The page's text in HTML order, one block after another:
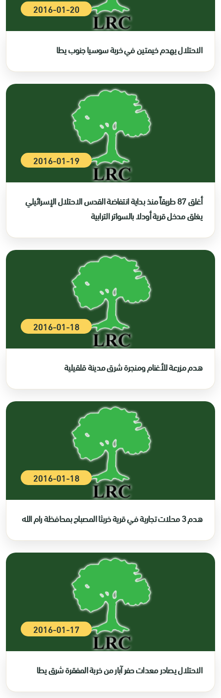
2016-01-20
الاحتلال يهدم خيمتين في خربة سوسيا جنوب يطا
2016-01-19
أغلق 87 طريقاً منذ بداية انتفاضة القدس الاحتلال الإسرائيلي
يغلق مدخل قرية أودلا بالسواتر الترابية
2016-01-18
هدم مزرعة للأغنام ومنجرة شرق مدينة قلقيلية
2016-01-18
هدم 3 محلات تجارية في قرية خربثا المصباح بمحافظة رام الله
2016-01-17
الاحتلال يصادر معدات حفر آبار من خربة المفقرة شرق يطا